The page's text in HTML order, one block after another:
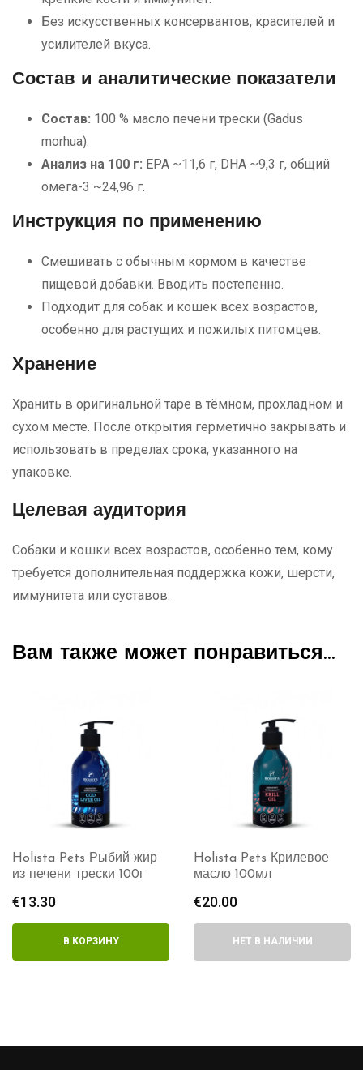
Без искусственных консервантов, красителей и
усилителей вкуса.
Состав и аналитические показатели
Состав: 100 % масло печени трески (Gadus
morhua).
Анализ на 100 г: EPA ~11,6 г, DHA ~9,3 г, общий
омега-3 ~24,96 г.
Инструкция по применению
Смешивать с обычным кормом в качестве
пищевой добавки. Вводить постепенно.
Подходит для собак и кошек всех возрастов,
особенно для растущих и пожилых питомцев.
Хранение
Хранить в оригинальной таре в тёмном, прохладном и
сухом месте. После открытия герметично закрывать и
использовать в пределах срока, указанного на
упаковке.
Целевая аудитория
Собаки и кошки всех возрастов, особенно тем, кому
требуется дополнительная поддержка кожи, шерсти,
иммунитета или суставов.
Вам также может понравиться…
Holista Pets Рыбий жир
из печени трески 100г
€13.30
В КОРЗИНУ
Holista Pets Крилевое
масло 100мл
€20.00
НЕТ В НАЛИЧИИ